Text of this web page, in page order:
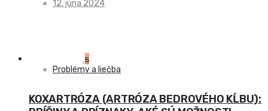
12. júna 2024
5
Problémy a liečba
KOXARTRÓZA (ARTRÓZA BEDROVÉHO KĹBU):